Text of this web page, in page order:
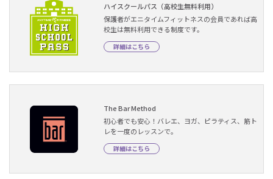
ハイスクールパス（高校生無料利用）
保護者がエニタイムフィットネスの会員であれば高
校生は無料利用できる制度です。
詳細はこちら
The Bar Method
初心者でも安心！バレエ、ヨガ、ピラティス、筋ト
レを一度のレッスンで。
詳細はこちら